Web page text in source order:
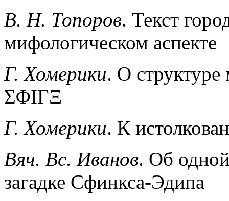
В. Н. Топоров. Текст
мифологическом аспекте
Г. Хомерики. О
ΣΦΙΓΞ
Г. Хомерики. К
Вяч. Вс. Иванов. Об
загадке Сфинкса-Эдипа